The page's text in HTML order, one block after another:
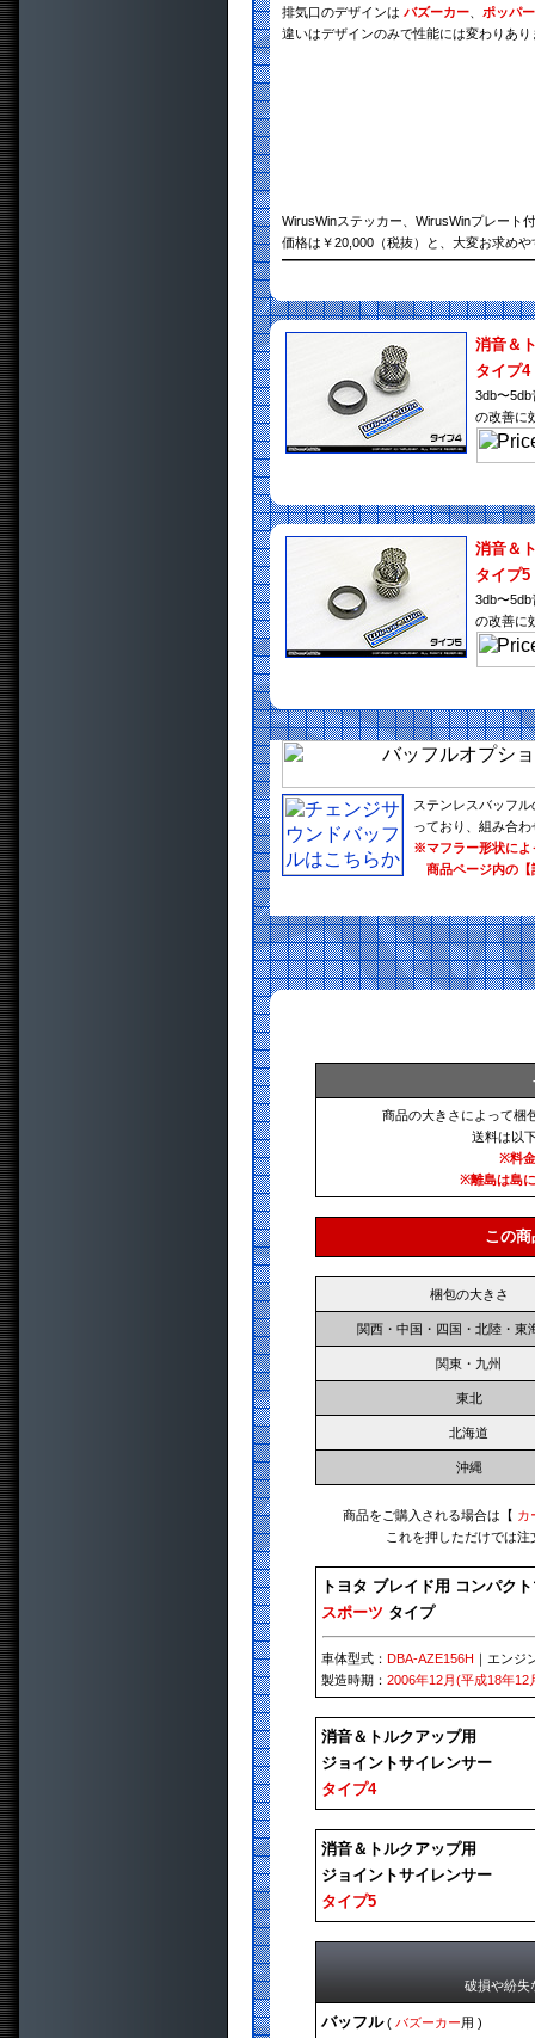
排気口のデザインは バズーカー
ポッパー
違いはデザインのみで性能には変わりあ
WirusWinステッカー、WirusWinプレート
価格は￥20,000（税抜）と、大変お求め
消音＆
タイプ4
3db〜
の改善に
消音＆
タイプ5
3db〜
の改善に
ステンレスバッフ
っており、組み合
※マフラー形状によ
商品ページ内の【
商品の大きさによって梱
送料は以
※料
※離島は島
この
梱包の大きさ
関西・中国・四国・北陸・東
関東・九州
東北
北海道
沖縄
商品をご購入される場合は【 カ
これを押しただけでは
トヨタ ブレイド用 コンパク
スポーツ タイプ
車体型式：DBA-AZE156H ｜エンジ
製造時期：2006年12月(平成18年12
消音＆トルクアップ用
ジョイントサイレンサー
タイプ4
消音＆トルクアップ用
ジョイントサイレンサー
タイプ5
破損や紛失
バッフル(バズーカー用 )